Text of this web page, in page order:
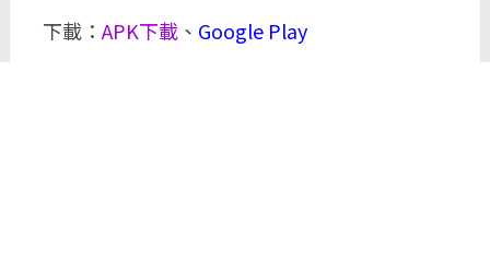
下載： APK下載、 Google Play